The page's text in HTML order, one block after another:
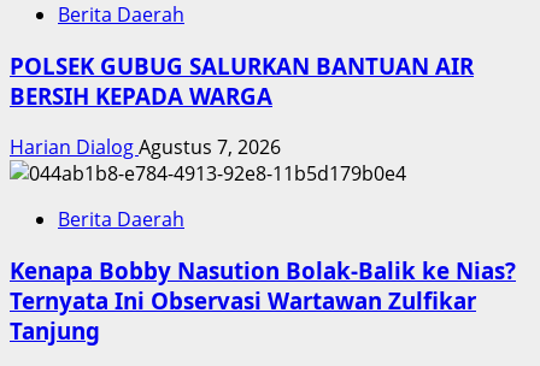
Berita Daerah
POLSEK GUBUG SALURKAN BANTUAN AIR
BERSIH KEPADA WARGA
Harian DialogAgustus 7, 2026
Berita Daerah
Kenapa Bobby Nasution Bolak-Balik ke Nias?
Ternyata Ini Observasi Wartawan Zulfikar
Tanjung